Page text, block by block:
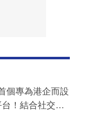
個專為港企而設
台！結合社交聆